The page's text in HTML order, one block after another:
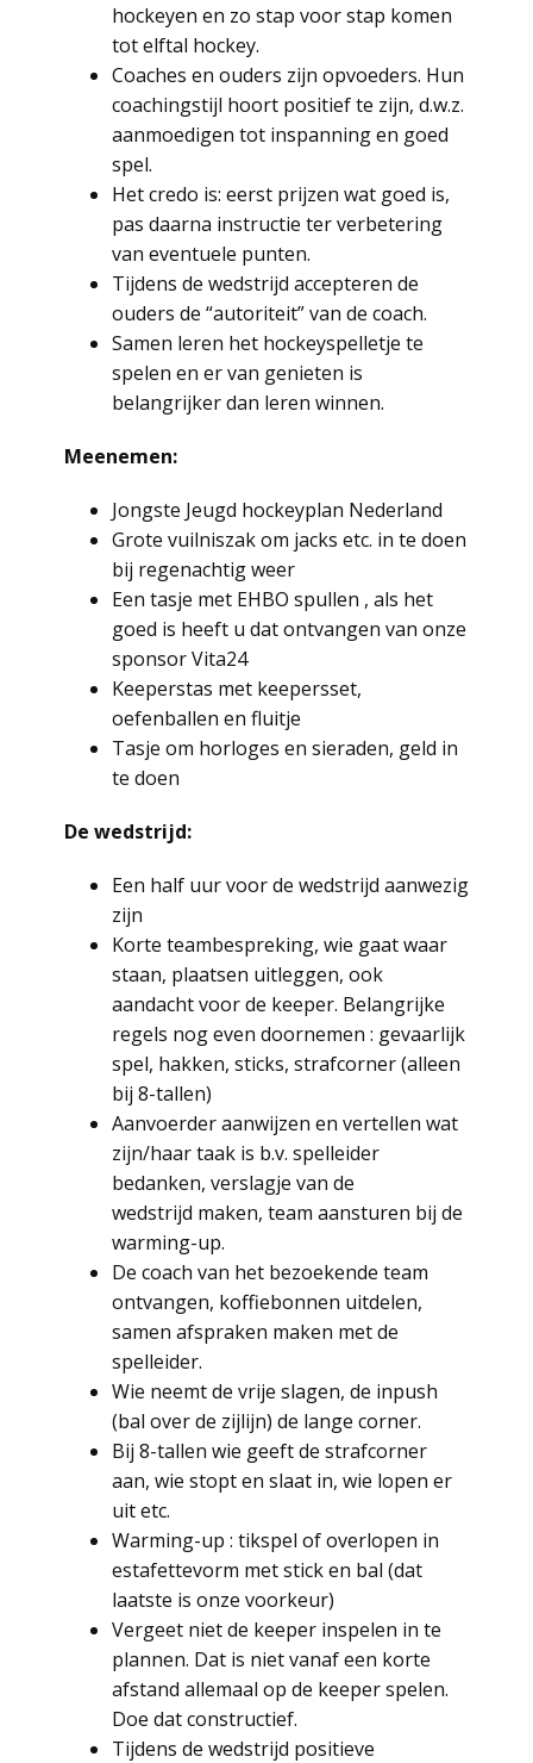
hockeyen en zo stap voor stap komen
tot elftal hockey.
Coaches en ouders zijn opvoeders. Hun
coachingstijl hoort positief te zijn, d.w.z.
aanmoedigen tot inspanning en goed
spel.
Het credo is: eerst prijzen wat goed is,
pas daarna instructie ter verbetering
van eventuele punten.
Tijdens de wedstrijd accepteren de
ouders de “autoriteit” van de coach.
Samen leren het hockeyspelletje te
spelen en er van genieten is
belangrijker dan leren winnen.
Meenemen:
Jongste Jeugd hockeyplan Nederland
Grote vuilniszak om jacks etc. in te doen
bij regenachtig weer
Een tasje met EHBO spullen , als het
goed is heeft u dat ontvangen van onze
sponsor Vita24
Keeperstas met keepersset,
oefenballen en fluitje
Tasje om horloges en sieraden, geld in
te doen
De wedstrijd:
Een half uur voor de wedstrijd aanwezig
zijn
Korte teambespreking, wie gaat waar
staan, plaatsen uitleggen, ook
aandacht voor de keeper. Belangrijke
regels nog even doornemen : gevaarlijk
spel, hakken, sticks, strafcorner (alleen
bij 8-tallen)
Aanvoerder aanwijzen en vertellen wat
zijn/haar taak is b.v. spelleider
bedanken, verslagje van de
wedstrijd maken, team aansturen bij de
warming-up.
De coach van het bezoekende team
ontvangen, koffiebonnen uitdelen,
samen afspraken maken met de
spelleider.
Wie neemt de vrije slagen, de inpush
(bal over de zijlijn) de lange corner.
Bij 8-tallen wie geeft de strafcorner
aan, wie stopt en slaat in, wie lopen er
uit etc.
Warming-up : tikspel of overlopen in
estafettevorm met stick en bal (dat
laatste is onze voorkeur)
Vergeet niet de keeper inspelen in te
plannen. Dat is niet vanaf een korte
afstand allemaal op de keeper spelen.
Doe dat constructief.
Tijdens de wedstrijd positieve